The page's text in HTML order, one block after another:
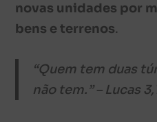
novas unidades por
bens e terrenos.
“Quem tem duas
não tem.” – Lucas